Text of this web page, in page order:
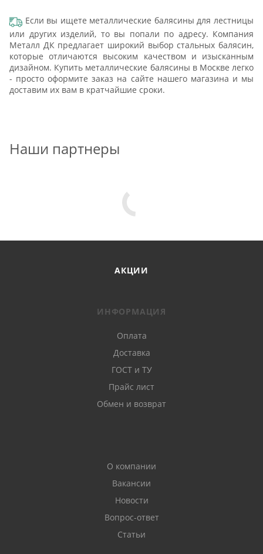
Если вы ищете металлические балясины для лестницы
или других изделий, то вы попали по адресу. Компания
Металл ДК предлагает широкий выбор стальных балясин,
которые отличаются высоким качеством и изысканным
дизайном. Купить металлические балясины в Москве легко
- просто оформите заказ на сайте нашего магазина и мы
доставим их вам в кратчайшие сроки.
Наши партнеры
АКЦИИ
ИНФОРМАЦИЯ
Оплата
Доставка
ГОСТ и ТУ
Прайс лист
Обмен и возврат
О компании
Вакансии
Новости
Вопрос-ответ
Статьи